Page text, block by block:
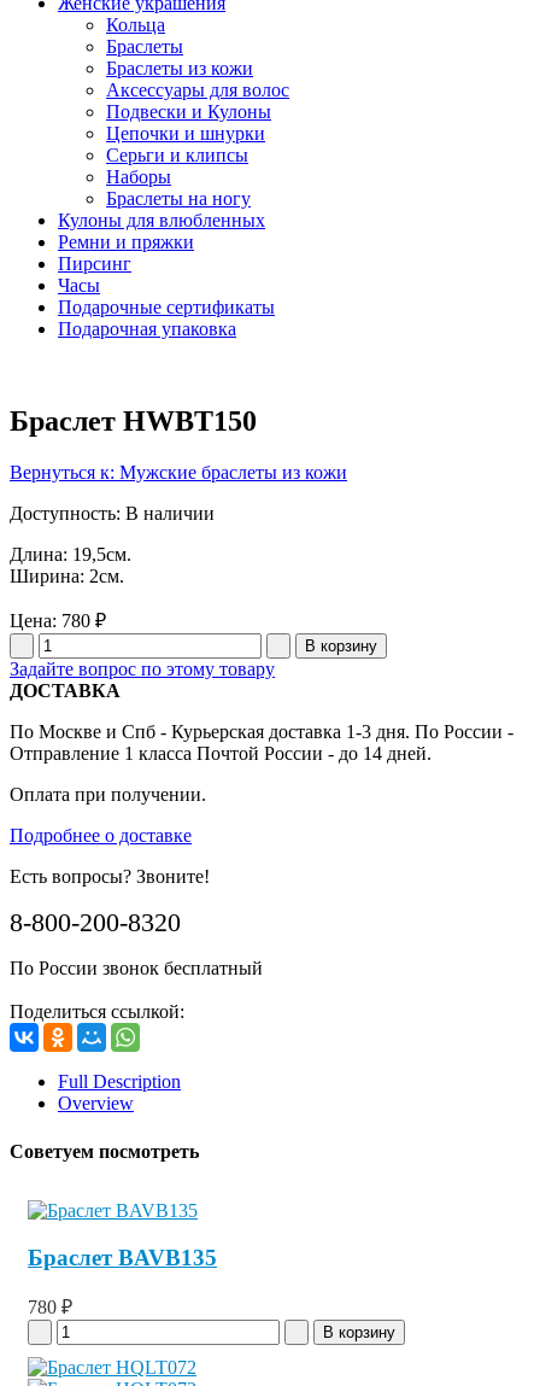
Кольца
Браслеты
Браслеты из кожи
Аксессуары для волос
Подвески и Кулоны
Цепочки и шнурки
Серьги и клипсы
Наборы
Браслеты на ногу
Кулоны для влюбленных
Ремни и пряжки
Пирсинг
Часы
Подарочные сертификаты
Подарочная упаковка
Браслет HWBT150
Вернуться к: Мужские браслеты из кожи
Доступность: В наличии
Длина: 19,5см.
Ширина: 2см.
Цена: 780 ₽
Задайте вопрос по этому товару
ДОСТАВКА
По Москве и Спб - Курьерская доставка 1-3 дня. По России -
Отправление 1 класса Почтой России - до 14 дней.
Оплата при получении.
Подробнее о доставке
Есть вопросы? Звоните!
8-800-200-8320
По России звонок бесплатный
Поделиться ссылкой:
Full Description
Overview
Советуем посмотреть
Браслет BAVB135
780 ₽